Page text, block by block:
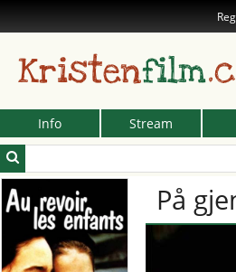
Kristenfilm
Info Stream
På